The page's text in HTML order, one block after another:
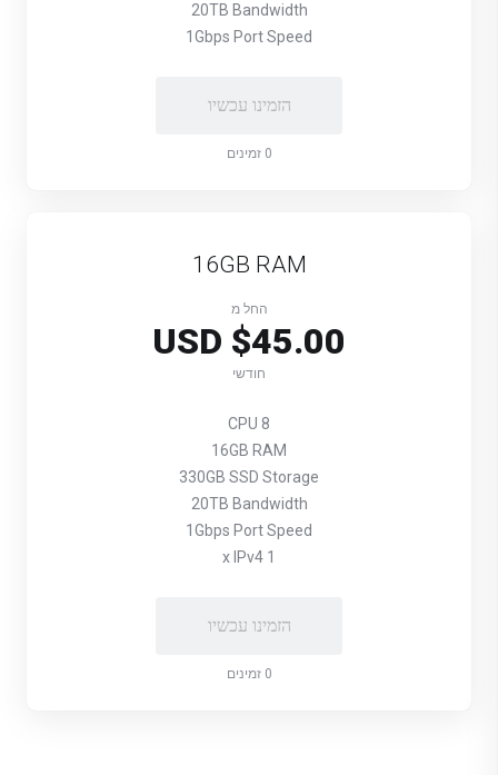
20TB Bandwidth
1Gbps Port Speed
הזמינו עכשיו
0 זמינים
16GB RAM
החל מ
$45.00 USD
חודשי
8 CPU
16GB RAM
330GB SSD Storage
20TB Bandwidth
1Gbps Port Speed
1 x IPv4
הזמינו עכשיו
0 זמינים